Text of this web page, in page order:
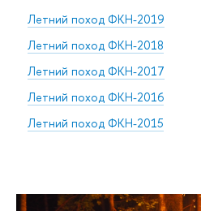
Летний поход ФКН-2019
Летний поход ФКН-2018
Летний поход ФКН-2017
Летний поход ФКН-2016
Летний поход ФКН-2015